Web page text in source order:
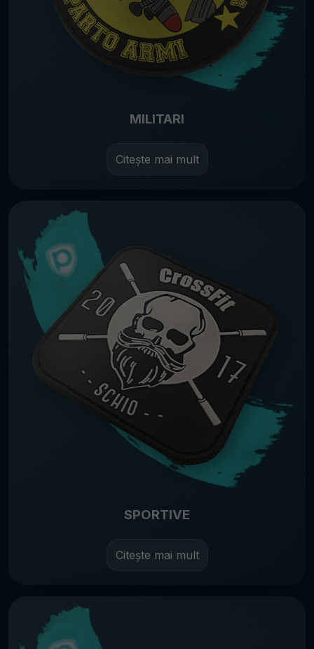
MILITARI
Citește mai mult
SPORTIVE
Citește mai mult